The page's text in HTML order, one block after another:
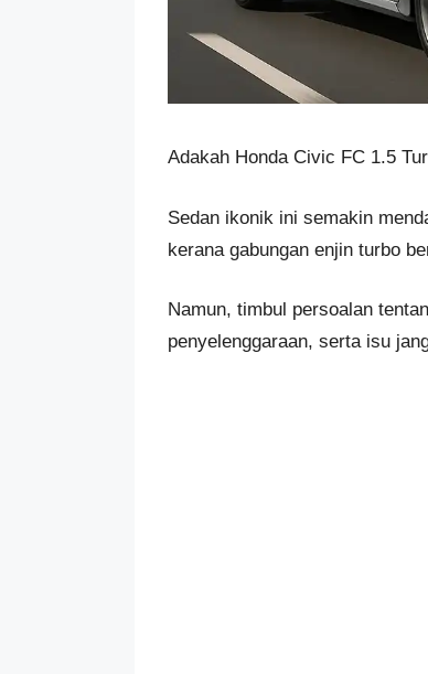
Adakah Honda Civic FC 1.5
Sedan ikonik ini semakin
kerana gabungan enjin turbo
Namun, timbul persoalan
penyelenggaraan, serta isu